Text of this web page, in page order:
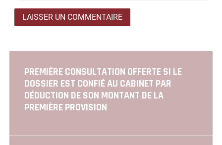
PREMIÈRE CONSULTATION OFFERTE SI LE
DOSSIER EST CONFIÉ AU CABINET PAR
DÉDUCTION DE SON MONTANT DE LA
PREMIÈRE PROVISION